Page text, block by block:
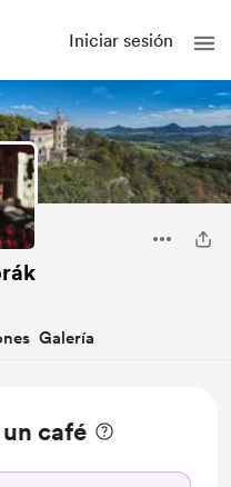
Iniciar sesión
Galería
café